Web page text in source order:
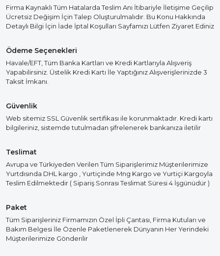
Firma Kaynaklı Tüm Hatalarda Teslim Anı İtibariyle İletişime Geçilip
Ücretsiz Değişim İçin Talep Oluşturulmalıdır. Bu Konu Hakkında
Detaylı Bilgi İçin İade İptal Koşulları Sayfamızı Lütfen Ziyaret Ediniz
Ödeme Seçenekleri
Havale/EFT, Tüm Banka Kartları ve Kredi Kartlarıyla Alışveriş
Yapabilirsiniz. Üstelik Kredi Kartı İle Yaptığınız Alışverişlerinizde 3
Taksit İmkanı.
Güvenlik
Web sitemiz SSL Güvenlik sertifikası ile korunmaktadır. Kredi kartı
bilgileriniz, sistemde tutulmadan şifrelenerek bankanıza iletilir
Teslimat
Avrupa ve Türkiyeden Verilen Tüm Siparişlerimiz Müşterilerimize
Yurtdısında DHL kargo , Yurtiçinde Mng Kargo ve Yurtiçi Kargoyla
Teslim Edilmektedir ( Sipariş Sonrası Teslimat Süresi 4 İşgünüdür )
Paket
Tüm Siparişleriniz Firmamızın Özel İpli Çantası, Firma Kutuları ve
Bakım Belgesi İle Özenle Paketlenerek Dünyanın Her Yerindeki
Müşterilerimize Gönderilir